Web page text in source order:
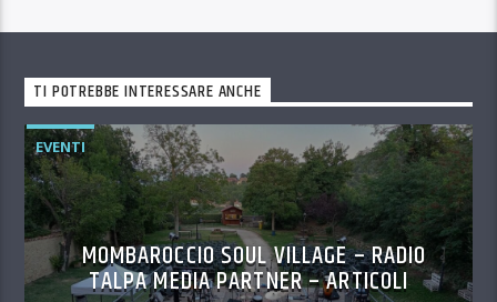
TI POTREBBE INTERESSARE ANCHE
EVENTI
MOMBAROCCIO SOUL VILLAGE – RADIO
TALPA MEDIA PARTNER – ARTICOLI